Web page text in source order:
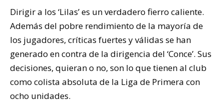
Dirigir a los ‘Lilas’ es un verdadero fierro caliente.
Además del pobre rendimiento de la mayoría de
los jugadores, críticas fuertes y válidas se han
generado en contra de la dirigencia del ‘Conce’. Sus
decisiones, quieran o no, son lo que tienen al club
como colista absoluta de la Liga de Primera con
ocho unidades.